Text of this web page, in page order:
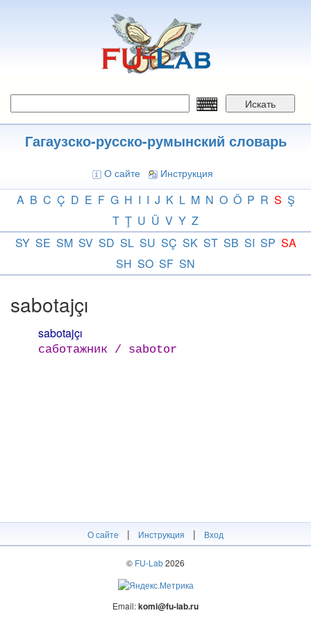
Искать
Гагаузско-русско-румынский словарь
О сайте Инструкция
A B C Ç D E F G H I I J K L M N O Ö P R S Ş
T Ţ U Ü V Y Z
SY SE SM SV SD SL SU SÇ SK ST SB SI SP SA
SH SO SF SN
sabotajçı
sabotajçı
саботажник / sabotor
О сайте | Инструкция | Вход
© FU-Lab2026
Email:komi@fu-lab.ru